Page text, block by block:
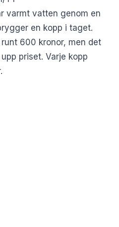
varmt vatten genom en
en kopp i taget.
600 kronor, men det
priset. Varje kopp